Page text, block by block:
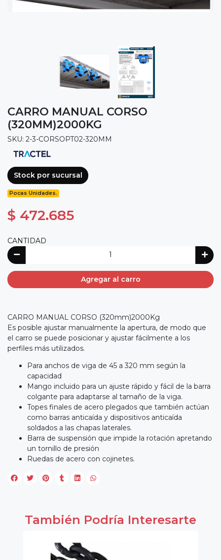
CARRO MANUAL CORSO
(320MM)2000KG
SKU: 2-3-CORSOPT02-320MM
Stock por sucursal
Pocas Unidades.
$ 472.685
CANTIDAD
Agregar al carro
CARRO MANUAL CORSO (320mm)2000Kg
Es posible ajustar manualmente la apertura, de modo que
el carro se puede posicionar y ajustar fácilmente a los
perfiles más utilizados.
Para anchos de viga de 45 a 320 mm según la
capacidad
Mango incluido para un ajuste rápido y fácil de la barra
colgante para adaptarse al tamaño de la viga.
Topes finales de acero plegados que también actúan
como barras anticaída y dispositivos anticaída
soldados a las chapas laterales.
Barra de suspensión que impide la rotación apretando
un tornillo de presión
Ruedas de acero con cojinetes.
También Podría Interesarte